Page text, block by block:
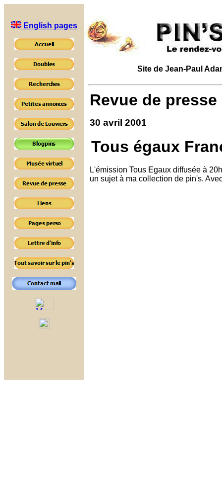
English pages
Site de Jean-Paul
Revue de presse
30 avril 2001
Tous égaux
L'émission Tous Egaux diffusée à
un sujet à ma collection de pin's.